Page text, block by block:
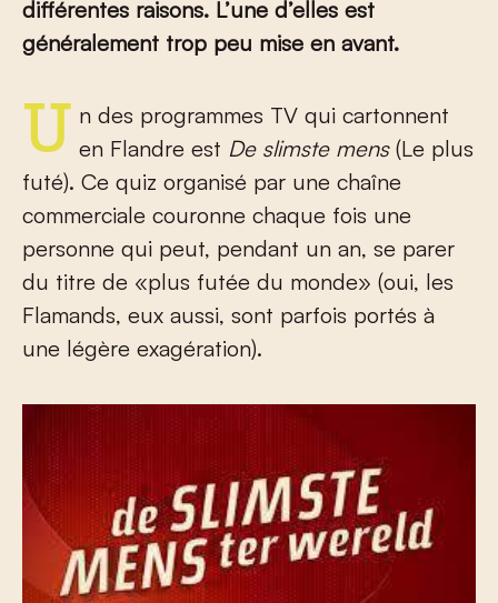
différentes raisons. L’une d’elles est
généralement trop peu mise en avant.
Un des programmes TV qui cartonnent en Flandre est De slimste mens (Le plus
futé). Ce quiz organisé par une chaîne
commerciale couronne chaque fois une
personne qui peut, pendant un an, se parer
du titre de «plus futée du monde» (oui, les
Flamands, eux aussi, sont parfois portés à
une légère exagération).